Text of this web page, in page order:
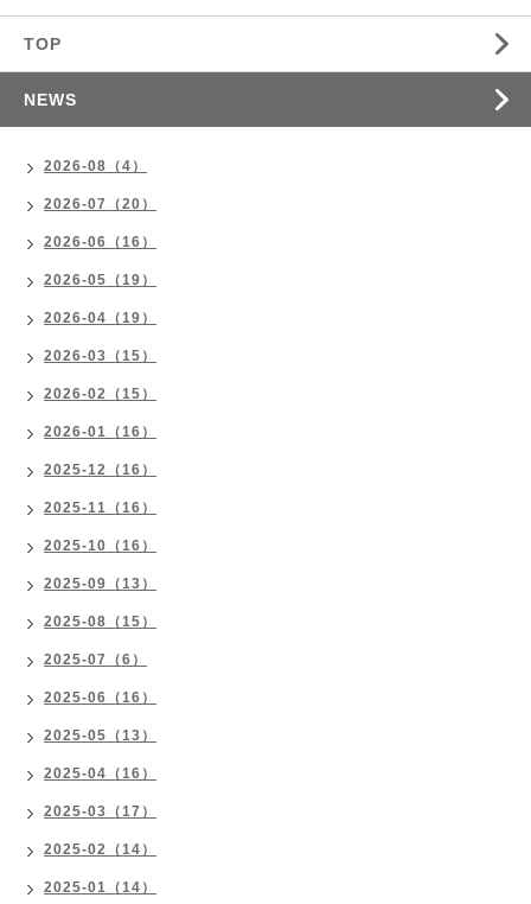
TOP
NEWS
2026-08（4）
2026-07（20）
2026-06（16）
2026-05（19）
2026-04（19）
2026-03（15）
2026-02（15）
2026-01（16）
2025-12（16）
2025-11（16）
2025-10（16）
2025-09（13）
2025-08（15）
2025-07（6）
2025-06（16）
2025-05（13）
2025-04（16）
2025-03（17）
2025-02（14）
2025-01（14）